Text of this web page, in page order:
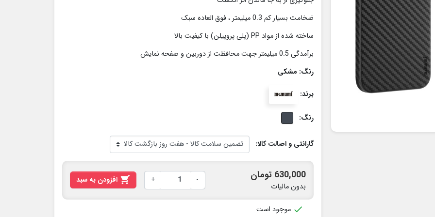
ضخامت بسیار کم 0.3 میلیمتر ، فوق العاده سبک
ساخته شده از مواد PP (پلی پروپیلن) با کیفیت بالا
برآمدگی 0.5 میلیمتر جهت محافظت از دوربین و صفحه نمایش
رنگ: مشکی
برند:
رنگ:
گارانتی و اصالت کالا:
630,000 تومان
بدون مالیات
-
+

 موجود است